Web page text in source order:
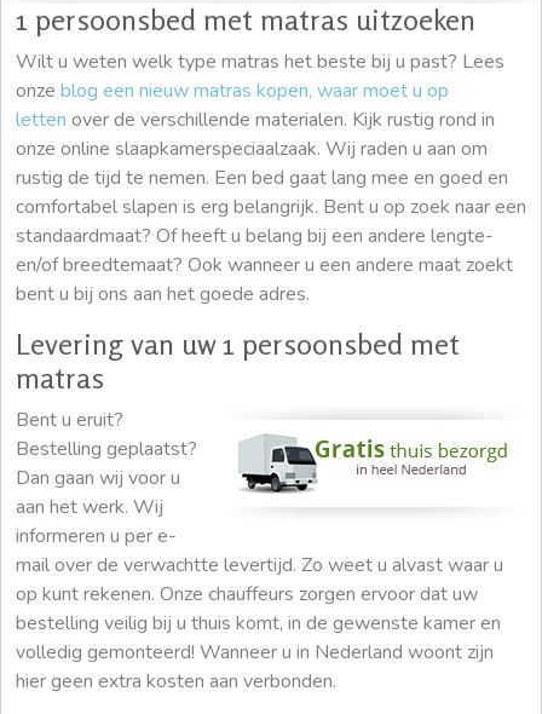
1 persoonsbed met matras uitzoeken
Wilt u weten welk type matras het beste bij u past? Lees
onze blog een nieuw matras kopen, waar moet u op
letten over de verschillende materialen. Kijk rustig rond in
onze online slaapkamerspeciaalzaak. Wij raden u aan om
rustig de tijd te nemen. Een bed gaat lang mee en goed en
comfortabel slapen is erg belangrijk. Bent u op zoek naar een
standaardmaat? Of heeft u belang bij een andere lengte-
en/of breedtemaat? Ook wanneer u een andere maat zoekt
bent u bij ons aan het goede adres.
Levering van uw 1 persoonsbed met
matras
Bent u eruit?
Bestelling geplaatst?
Dan gaan wij voor u
aan het werk. Wij
informeren u per e-
mail over de verwachtte levertijd. Zo weet u alvast waar u
op kunt rekenen. Onze chauffeurs zorgen ervoor dat uw
bestelling veilig bij u thuis komt, in de gewenste kamer en
volledig gemonteerd! Wanneer u in Nederland woont zijn
hier geen extra kosten aan verbonden.